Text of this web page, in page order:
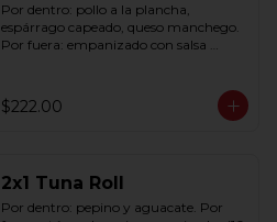
Por dentro: pollo a la plancha,
espárrago capeado, queso manchego.
Por fuera: empanizado con salsa
$222.00
2x1 Tuna Roll
Por dentro: pepino y aguacate. Por